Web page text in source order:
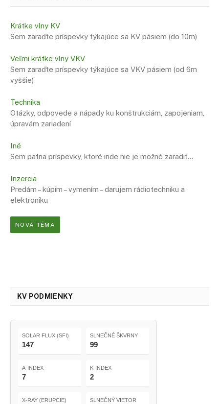
Krátke vlny KV
Sem zaraďte príspevky týkajúce sa KV pásiem (do 10m)
Veľmi krátke vlny VKV
Sem zaraďte príspevky týkajúce sa VKV pásiem (od 6m
vyššie)
Technika
Otázky, odpovede a nápady ku konštrukciám, zapojeniam,
úpravám zariadení
Iné
Sem patria príspevky, ktoré inde nie je možné zaradiť…
Inzercia
Predám – kúpim – vymením – darujem rádiotechniku a
elektroniku
NOVÁ TÉMA
KV PODMIENKY
SOLAR FLUX (SFI)
147
SLNEČNÉ ŠKVRNY
99
A-INDEX
7
K-INDEX
2
X-RAY (ERUPCIE) SLNEČNÝ VIETOR